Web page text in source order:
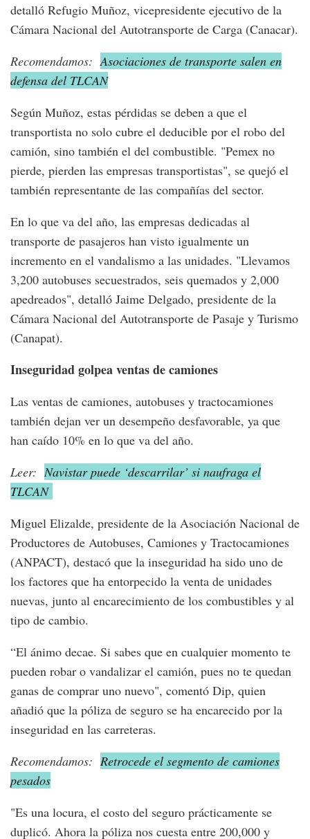
detalló Refugio Muñoz, vicepresidente ejecutivo de la
Cámara Nacional del Autotransporte de Carga (Canacar).
Recomendamos: Asociaciones de transporte salen en
defensa del TLCAN
Según Muñoz, estas pérdidas se deben a que el
transportista no solo cubre el deducible por el robo del
camión, sino también el del combustible. "Pemex no
pierde, pierden las empresas transportistas", se quejó el
también representante de las compañías del sector.
En lo que va del año, las empresas dedicadas al
transporte de pasajeros han visto igualmente un
incremento en el vandalismo a las unidades. "Llevamos
3,200 autobuses secuestrados, seis quemados y 2,000
apedreados", detalló Jaime Delgado, presidente de la
Cámara Nacional del Autotransporte de Pasaje y Turismo
(Canapat).
Inseguridad golpea ventas de camiones
Las ventas de camiones, autobuses y tractocamiones
también dejan ver un desempeño desfavorable, ya que
han caído 10% en lo que va del año.
Leer: Navistar puede ‘descarrilar’ si naufraga el
TLCAN
Miguel Elizalde, presidente de la Asociación Nacional de
Productores de Autobuses, Camiones y Tractocamiones
(ANPACT), destacó que la inseguridad ha sido uno de
los factores que ha entorpecido la venta de unidades
nuevas, junto al encarecimiento de los combustibles y al
tipo de cambio.
“El ánimo decae. Si sabes que en cualquier momento te
pueden robar o vandalizar el camión, pues no te quedan
ganas de comprar uno nuevo", comentó Dip, quien
añadió que la póliza de seguro se ha encarecido por la
inseguridad en las carreteras.
Recomendamos: Retrocede el segmento de camiones
pesados
"Es una locura, el costo del seguro prácticamente se
duplicó. Ahora la póliza nos cuesta entre 200,000 y